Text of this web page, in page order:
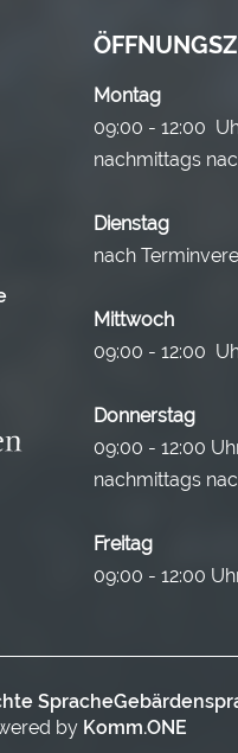
Montag
09:00 - 12:00
nachmittags
Dienstag
nach
Mittwoch
09:00 - 12:00
Donnerstag
09:00 -
nachmittags
Freitag
09:00 - 12:00
Sprache
by Komm.ONE